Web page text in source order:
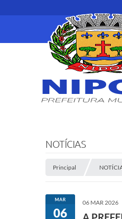
NOTÍCIAS
Principal
MAR
06
06 MAR 2026